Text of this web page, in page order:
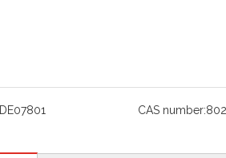
DE07801 CAS number: